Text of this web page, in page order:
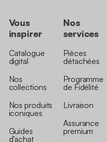
Vous
inspirer
Catalogue
digital
Nos
collections
Nos produits
iconiques
Guides
d’achat
Nos
services
Pièces
détachées
Programme
de Fidélité
Livraison
Assurance
premium